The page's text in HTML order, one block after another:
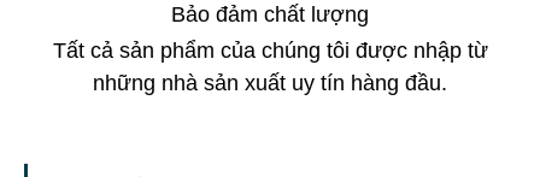
Bảo đảm chất lượng
Tất cả sản phẩm của chúng tôi được nhập từ
những nhà sản xuất uy tín hàng đầu.